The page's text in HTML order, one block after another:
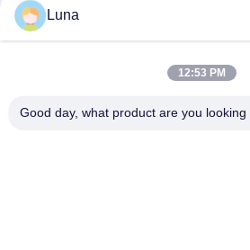
Máquina de
cabo
Luna
12:53 PM
Good day, what product are you looking